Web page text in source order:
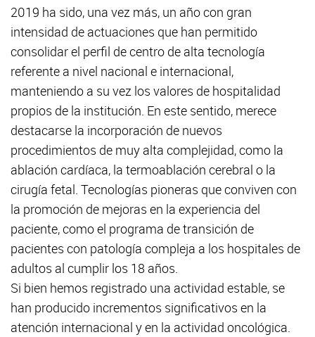
2019 ha sido, una vez más, un año con gran
intensidad de actuaciones que han permitido
consolidar el perfil de centro de alta tecnología
referente a nivel nacional e internacional,
manteniendo a su vez los valores de hospitalidad
propios de la institución. En este sentido, merece
destacarse la incorporación de nuevos
procedimientos de muy alta complejidad, como la
ablación cardíaca, la termoablación cerebral o la
cirugía fetal. Tecnologías pioneras que conviven con
la promoción de mejoras en la experiencia del
paciente, como el programa de transición de
pacientes con patología compleja a los hospitales de
adultos al cumplir los 18 años.
Si bien hemos registrado una actividad estable, se
han producido incrementos significativos en la
atención internacional y en la actividad oncológica.